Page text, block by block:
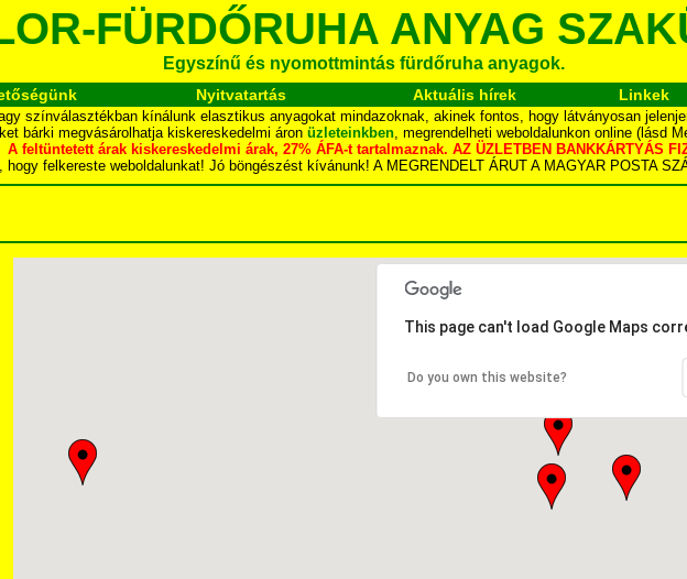
FÜRDŐRUHA ANYAG
Egyszínű és nyomottmintás fürdőruha anyagok.
Nyitvatartás Aktuális hírek Linkek
színválasztékban kínálunk elasztikus anyagokat mindazoknak, akinek fontos, hogy látványosan
bárki megvásárolhatja kiskereskedelmi áron üzleteinkben, megrendelheti weboldalunkon online (lásd
A feltüntetett árak kiskereskedelmi árak, 27% ÁFA-t tartalmaznak. AZ ÜZLETBEN BANKKÁRTYÁS
hogy felkereste weboldalunkat! Jó böngészést kívánunk! A MEGRENDELT ÁRUT A MAGYAR POSTA
This page can't load Google Maps
Do you own this website?